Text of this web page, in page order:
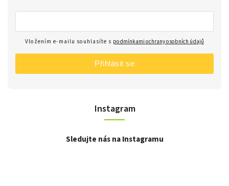
Instagram
Sledujte nás na Instagramu
Vložením e-mailu souhlasíte s podmínkami ochrany osobních údajů
Přihlásit se